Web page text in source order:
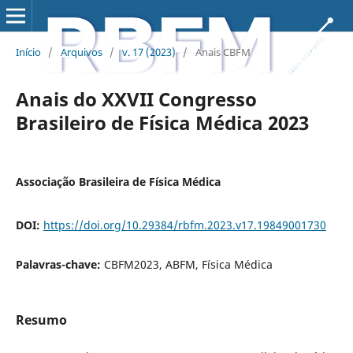
Início / Arquivos / v. 17 (2023) / Anais CBFM
Anais do XXVII Congresso
Brasileiro de Física Médica 2023
Associação Brasileira de Física Médica
DOI: https://doi.org/10.29384/rbfm.2023.v17.19849001730
Palavras-chave: CBFM2023, ABFM, Física Médica
Resumo